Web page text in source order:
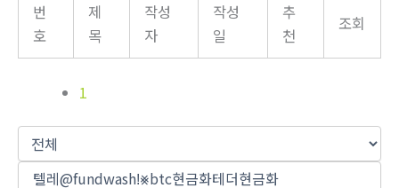
번
호
제
목
작성
자
작성
일
추
천
조회
1